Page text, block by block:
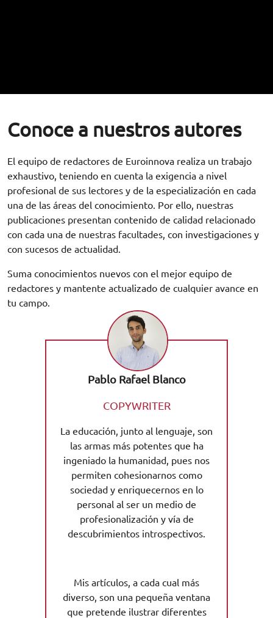
Conoce a nuestros autores
El equipo de redactores de Euroinnova realiza un trabajo
exhaustivo, teniendo en cuenta la exigencia a nivel
profesional de sus lectores y de la especialización en cada
una de las áreas del conocimiento. Por ello, nuestras
publicaciones presentan contenido de calidad relacionado
con cada una de nuestras facultades, con investigaciones y
con sucesos de actualidad.
Suma conocimientos nuevos con el mejor equipo de
redactores y mantente actualizado de cualquier avance en
tu campo.
Pablo Rafael Blanco
COPYWRITER
La educación, junto al lenguaje, son
las armas más potentes que ha
ingeniado la humanidad, pues nos
permiten cohesionarnos como
sociedad y enriquecernos en lo
personal al ser un medio de
profesionalización y vía de
descubrimientos introspectivos.
Mis artículos, a cada cual más
diverso, son una pequeña ventana
que pretende ilustrar diferentes